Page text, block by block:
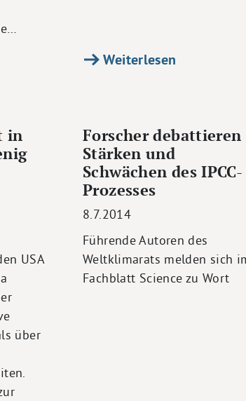
Weiterlesen
in
USA
über
Forscher debattieren
Stärken und
Schwächen des IPCC-
Prozesses
8.7.2014
Führende Autoren des
Weltklimarats melden sich
Fachblatt Science zu Wort